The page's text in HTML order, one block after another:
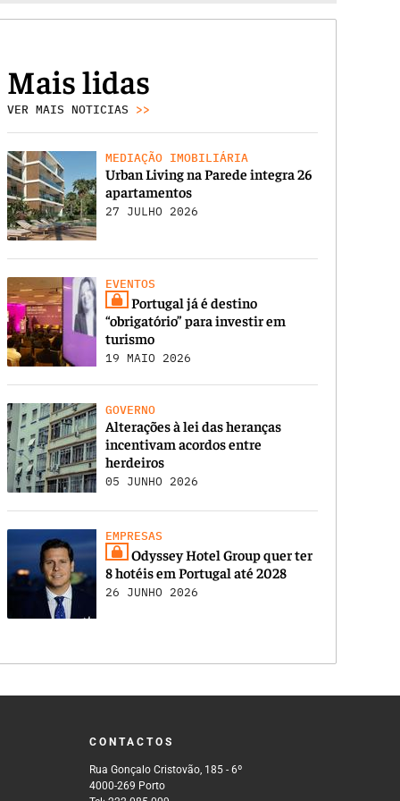
Mais lidas
VER MAIS NOTICIAS >>
MEDIAÇÃO IMOBILIÁRIA
Urban Living na Parede integra 26
apartamentos
27 JULHO 2026
EVENTOS
Portugal já é destino
“obrigatório” para investir em
turismo
19 MAIO 2026
GOVERNO
Alterações à lei das heranças
incentivam acordos entre
herdeiros
05 JUNHO 2026
EMPRESAS
Odyssey Hotel Group quer ter
8 hotéis em Portugal até 2028
26 JUNHO 2026
CONTACTOS
Rua Gonçalo Cristovão, 185 - 6º
4000-269 Porto